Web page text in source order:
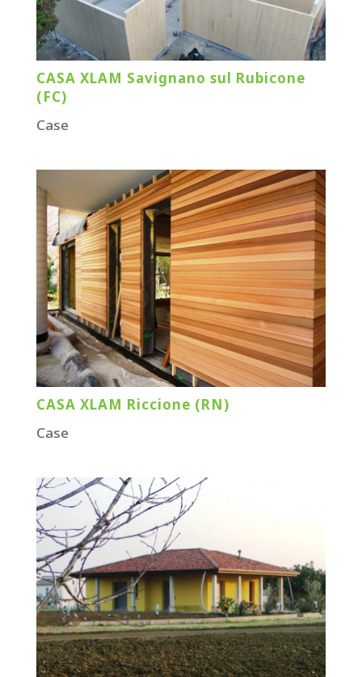
CASA XLAM Savignano sul Rubicone
(FC)
Case
CASA XLAM Riccione (RN)
Case